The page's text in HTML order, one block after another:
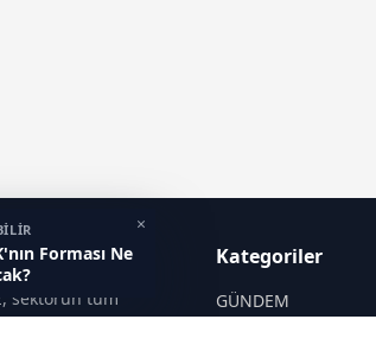
Forması Ne
×
sektörün tüm
şekilde
Kategoriler
GÜNDEM